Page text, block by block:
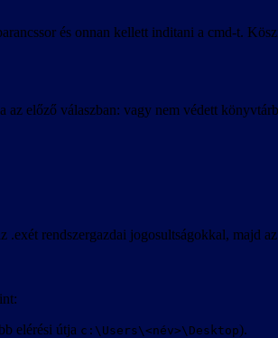
és onnan kellett inditani a cmd-t.
előző válaszban: vagy nem védett
rendszergazdai jogosultságokkal, majd
elérési útja c:\Users\<név>\Desktop).